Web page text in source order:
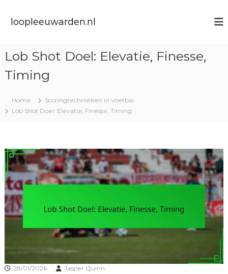
loopleeuwarden.nl
Lob Shot Doel: Elevatie, Finesse,
Timing
Home
Scoringtechnieken in voetbal
Lob Shot Doel: Elevatie, Finesse, Timing
28/01/2026 Jasper Quinn